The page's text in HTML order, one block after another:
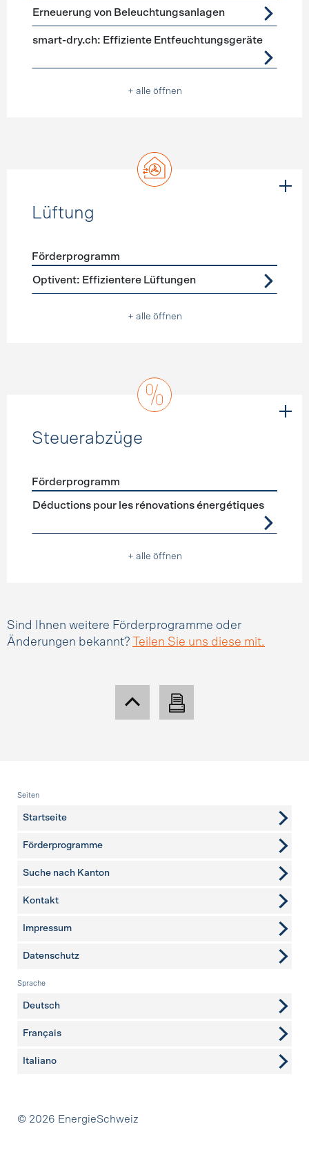
Förderprogramme Geräte, Beleuchtung
Erneuerung von Beleuchtungsanlagen
smart-dry.ch: Effiziente Entfeuchtungsgeräte
+ alle öffnen
Lüftung
Förderprogramme Lüftung
Förderprogramm
Optivent: Effizientere Lüftungen
+ alle öffnen
Steuerabzüge
Förderprogramme Steuerabzüge
Förderprogramm
Déductions pour les rénovations énergétiques
+ alle öffnen
Sind Ihnen weitere Förderprogramme oder
Änderungen bekannt?
Teilen Sie uns diese mit.
Fusszeile
Seiten
Startseite
Förderprogramme
Suche nach Kanton
weitere Seiten
Kontakt
Impressum
Datenschutz
Sprache
Deutsch
Français
Italiano
Partner
© 2026 EnergieSchweiz